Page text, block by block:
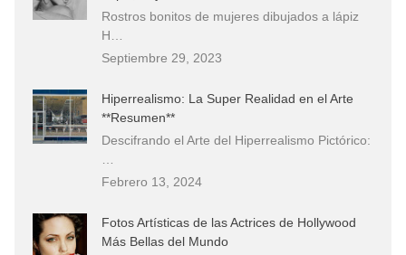
Rostros bonitos de mujeres dibujados a lápiz
H…
Septiembre 29, 2023
Hiperrealismo: La Super Realidad en el Arte
**Resumen**
Descifrando el Arte del Hiperrealismo Pictórico:
Febrero 13, 2024
Fotos Artísticas de las Actrices de Hollywood
Más Bellas del Mundo